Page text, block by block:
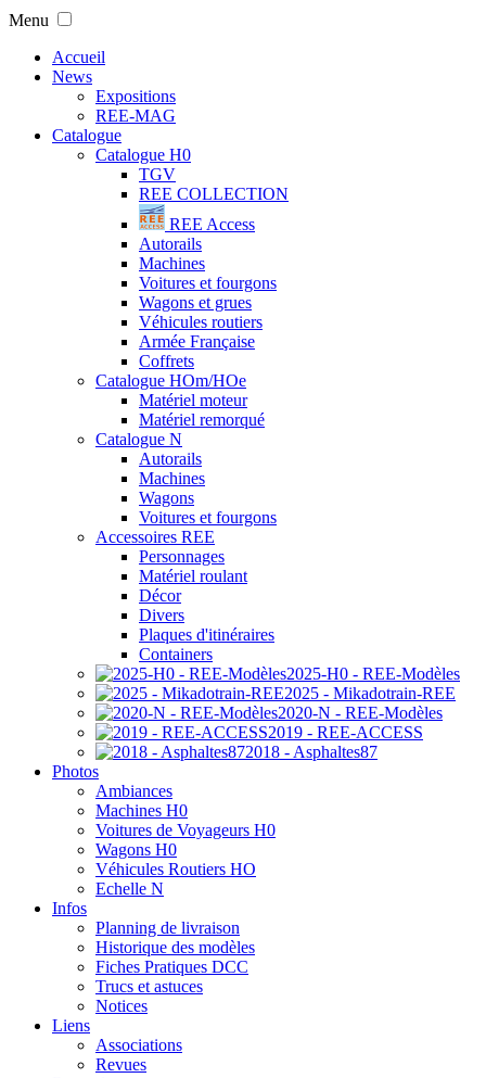
Menu
Accueil
News
Expositions
REE-MAG
Catalogue
Catalogue H0
TGV
REE COLLECTION
REE Access
Autorails
Machines
Voitures et fourgons
Wagons et grues
Véhicules routiers
Armée Française
Coffrets
Catalogue HOm/HOe
Matériel moteur
Matériel remorqué
Catalogue N
Autorails
Machines
Wagons
Voitures et fourgons
Accessoires REE
Personnages
Matériel roulant
Décor
Divers
Plaques d'itinéraires
Containers
2025-H0 - REE-Modèles
2025 - Mikadotrain-REE
2020-N - REE-Modèles
2019 - REE-ACCESS
2018 - Asphaltes87
Photos
Ambiances
Machines H0
Voitures de Voyageurs H0
Wagons H0
Véhicules Routiers HO
Echelle N
Infos
Planning de livraison
Historique des modèles
Fiches Pratiques DCC
Trucs et astuces
Notices
Liens
Associations
Revues